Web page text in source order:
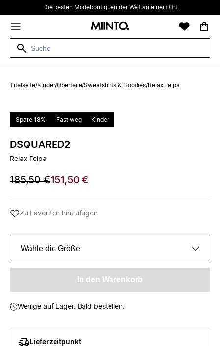
Die besten Modeboutiquen der Welt an einem Ort
Titelseite/Kinder/Oberteile/Sweatshirts & Hoodies/Relax Felpa
Spare 18% Fast weg Kinder
DSQUARED2
Relax Felpa
185,50 €151,50 €
Zu Favoriten hinzufügen
Wähle die Größe
In den Warenkorb
Wenige auf Lager. Bald bestellen.
Lieferzeitpunkt